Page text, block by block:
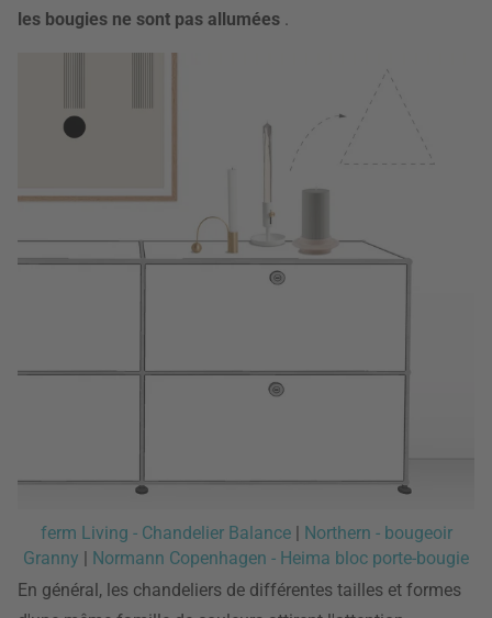
les bougies ne sont pas allumées .
ferm Living - Chandelier Balance | Northern - bougeoir
Granny | Normann Copenhagen - Heima bloc porte-bougie
En général, les chandeliers de différentes tailles et formes